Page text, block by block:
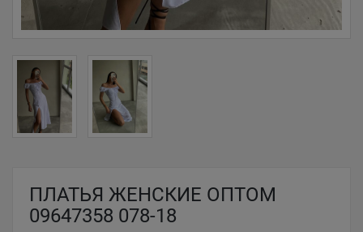
ПЛАТЬЯ ЖЕНСКИЕ ОПТОМ
09647358 078-18